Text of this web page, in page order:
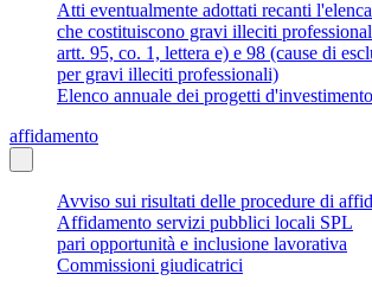
Atti eventualmente adottati recanti
che costituiscono gravi illeciti
artt. 95, co. 1, lettera e) e 98 (cause di
per gravi illeciti professionali)
Elenco annuale dei progetti
affidamento
Avviso sui risultati delle procedure di
Affidamento servizi pubblici locali SPL
pari opportunità e inclusione lavorativa
Commissioni giudicatrici